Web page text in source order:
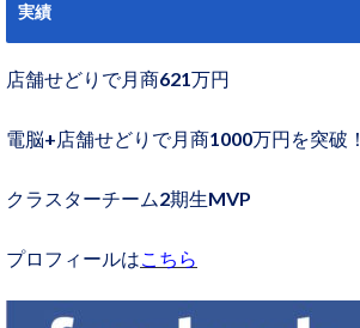
実績
店舗せどりで月商621万円
電脳+店舗せどりで月商1000万円を突破！
クラスターチーム2期生MVP
プロフィールはこちら